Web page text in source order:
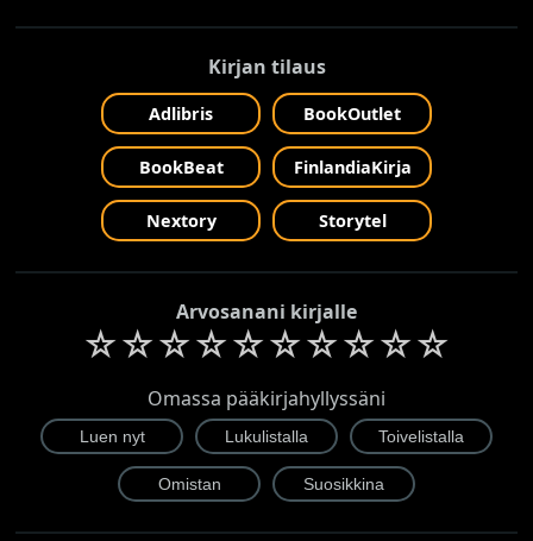
Kirjan tilaus
Adlibris BookOutlet
BookBeat FinlandiaKirja
Nextory Storytel
Arvosanani kirjalle
☆☆☆☆☆☆☆☆☆☆
Omassa pääkirjahyllyssäni